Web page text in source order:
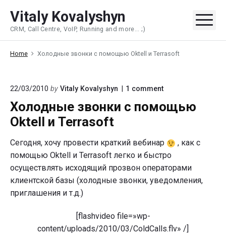
content
Vitaly Kovalyshyn
CRM, Call Centre, VoIP, Running and more... ;)
Home Холодные звонки с помощью Oktell и Terrasoft
22/03/2010 by Vitaly Kovalyshyn 1 commenton
звонки
и
Холодные звонки с помощью
Oktell и Terrasoft
Сегодня, хочу провести краткий вебинар
, как с
помощью Oktell и Terrasoft легко и быстро
осуществлять исходящий прозвон операторами
клиентской базы (холодные звонки, уведомления,
приглашения и т.д.)
[flashvideo file=»wp-
content/uploads/2010/03/ColdCalls.flv» /]